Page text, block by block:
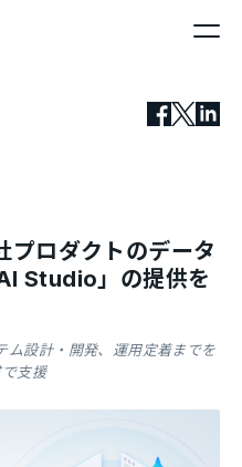
ロダクトのデータ
Studio」の提供を
ム設計・開発、運用定着までを
支援